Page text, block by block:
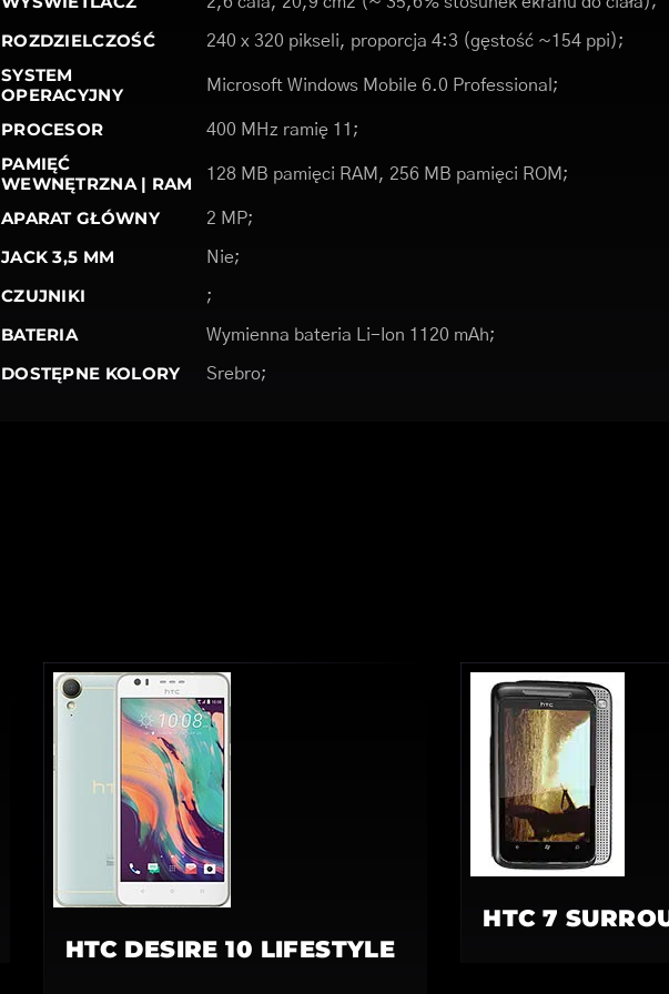
ROZDZIELCZOŚĆ 240 x 320 pikseli, proporcja 4:3 (gęstość ~154 ppi);
SYSTEM
OPERACYJNY
Microsoft Windows Mobile 6.0 Professional;
PROCESOR 400 MHz ramię 11;
PAMIĘĆ
WEWNĘTRZNA | RAM
128 MB pamięci RAM, 256 MB pamięci ROM;
APARAT GŁÓWNY 2 MP;
JACK 3,5 MM Nie;
CZUJNIKI ;
BATERIA Wymienna bateria Li-Ion 1120 mAh;
DOSTĘPNE KOLORY Srebro;
HTC DESIRE 10 LIFESTYLE
HTC 7